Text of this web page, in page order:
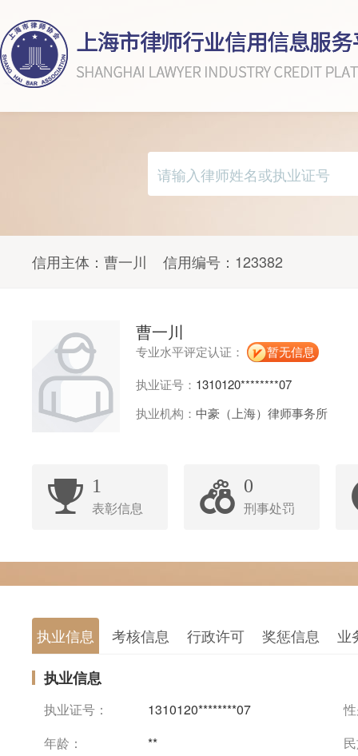
信用主体： 曹一川 信用编号： 123382
曹一川
专业水平评定认证：
暂无信息
执业证号： 1310120********07
执业机构： 中豪（上海）律师事务所
1
表彰信息
0
刑事处罚
执业信息 考核信息 行政许可 奖惩信息 业
执业信息
执业证号： 1310120********07
年龄：
**